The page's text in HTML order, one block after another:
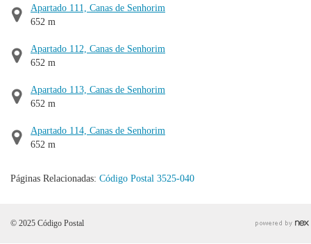
Apartado 111, Canas de Senhorim
652 m
Apartado 112, Canas de Senhorim
652 m
Apartado 113, Canas de Senhorim
652 m
Apartado 114, Canas de Senhorim
652 m
Páginas Relacionadas: Código Postal 3525-040
© 2025 Código Postal